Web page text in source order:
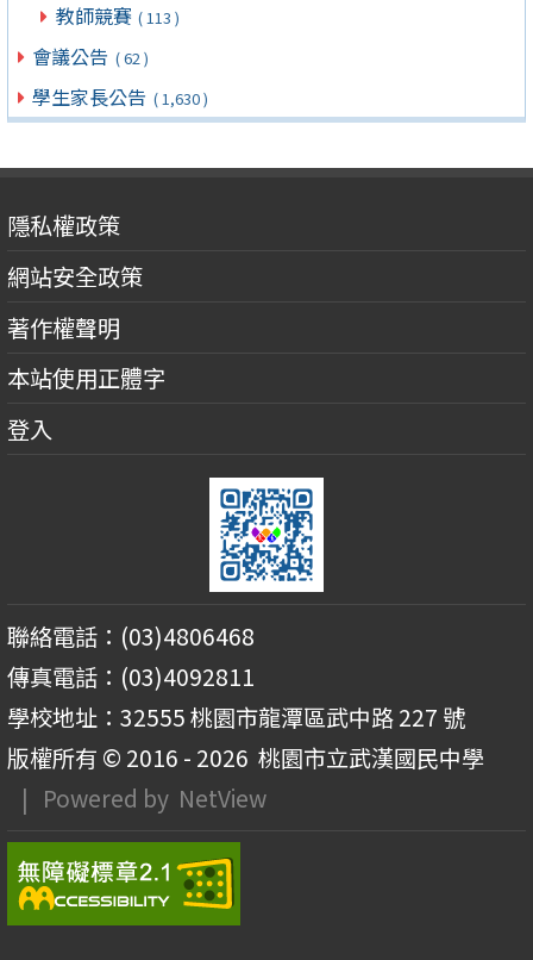
教師競賽 ( 113 )
會議公告 ( 62 )
學生家長公告 ( 1,630 )
隱私權政策
網站安全政策
著作權聲明
本站使用正體字
登入
聯絡電話：(03)4806468
傳真電話：(03)4092811
學校地址：32555 桃園市龍潭區武中路 227 號
版權所有 © 2016 - 2026 桃園市立武漢國民中學
| Powered by NetView